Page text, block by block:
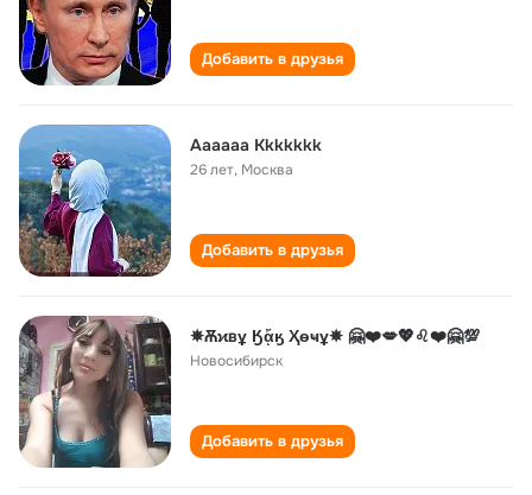
Добавить в друзья
Aaaaaa Кkkkkkk
26 лет, Москва
Добавить в друзья
✵​Ѫϰвұ Ӄᾄӄ Ҳѳҹұ✵ 🤗❤️💋💖♌❤️🤗💯
Новосибирск
Добавить в друзья